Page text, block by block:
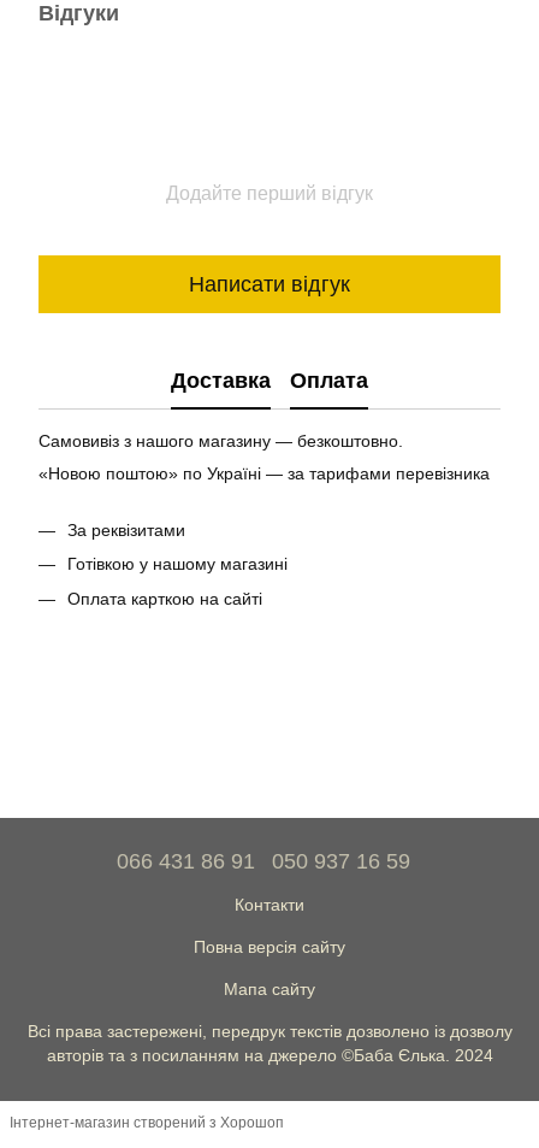
Відгуки
Додайте перший відгук
Написати відгук
Доставка Оплата
Самовивіз з нашого магазину — безкоштовно.
«Новою поштою» по Україні — за тарифами перевізника
За реквізитами
Готівкою у нашому магазині
Оплата карткою на сайті
066 431 86 91 050 937 16 59
Контакти
Повна версія сайту
Мапа сайту
Всі права застережені, передрук текстів дозволено із дозволу
авторів та з посиланням на джерело ©Баба Єлька. 2024
Інтернет-магазин створений з Хорошоп